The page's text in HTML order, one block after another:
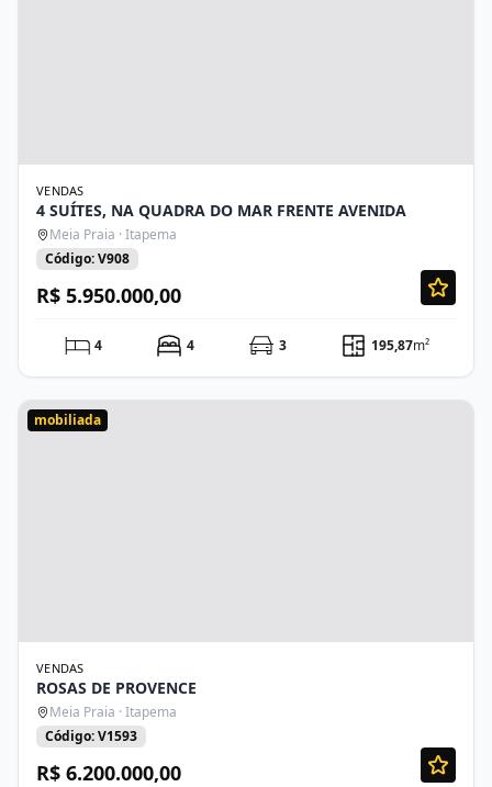
VENDAS
4 SUÍTES, NA QUADRA DO MAR FRENTE AVENIDA
Meia Praia · Itapema
Código: V908
R$ 5.950.000,00
4 4 3 195,87m²
mobiliada
VENDAS
ROSAS DE PROVENCE
Meia Praia · Itapema
Código: V1593
R$ 6.200.000,00